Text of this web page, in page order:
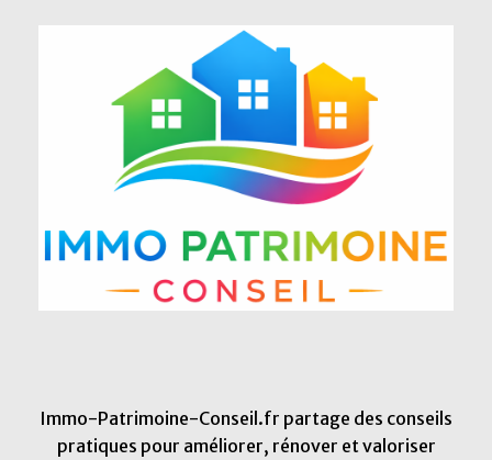
Immo-Patrimoine-Conseil.fr partage des conseils
pratiques pour améliorer, rénover et valoriser